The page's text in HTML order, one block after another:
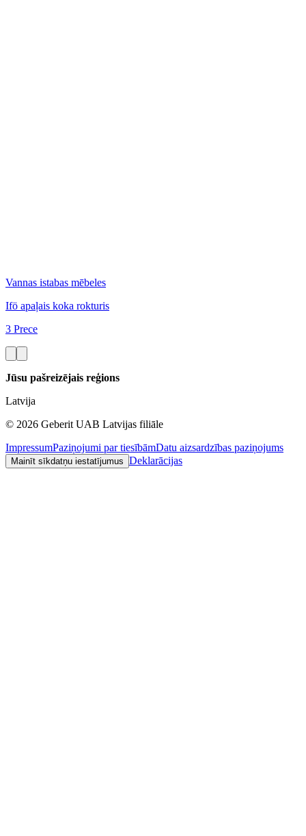
Vannas istabas mēbeles
Ifö apaļais koka rokturis
3 Prece
Jūsu pašreizējais reģions
Latvija
© 2026 Geberit UAB Latvijas filiāle
ImpressumPaziņojumi par tiesībāmDatu aizsardzības paziņojums
Mainīt sīkdatņu iestatījumus Deklarācijas